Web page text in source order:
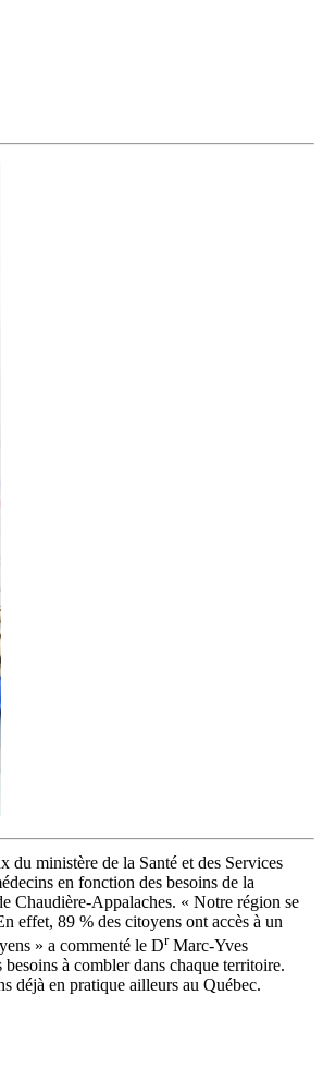
du ministère de la Santé et des Services
en fonction des besoins de la
Chaudière-Appalaches. « Notre région se
effet, 89 % des citoyens ont accès à un
» a commenté le DrMarc-Yves
à combler dans chaque territoire.
déjà en pratique ailleurs au Québec.